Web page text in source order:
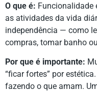
O que é: Funcionalidade
as atividades da vida
independência — como
compras, tomar banho
Por que é importante:
“ficar fortes” por
fazendo o que amam.